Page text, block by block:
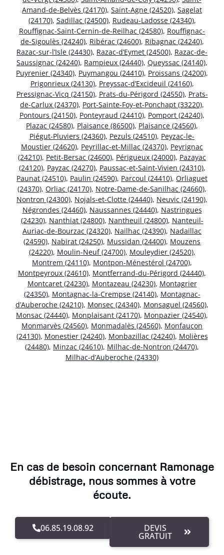
Amand-de-Belvès (24170), Saint-Agne (24520), Sagelat
(24170), Sadillac (24500), Rudeau-Ladosse (24340),
Rouffignac-Saint-Cernin-de-Reilhac (24580), Rouffignac-
de-Sigoulès (24240), Ribérac (24600), Ribagnac (24240),
Razac-sur-l’Isle (24430), Razac-d’Eymet (24500), Razac-de-
Saussignac (24240), Rampieux (24440), Queyssac (24140),
Puyrenier (24340), Puymangou (24410), Proissans (24200),
Prigonrieux (24130), Preyssac-d’Excideuil (24160),
Pressignac-Vicq (24150), Prats-du-Périgord (24550), Prats-
de-Carlux (24370), Port-Sainte-Foy-et-Ponchapt (33220),
Pontours (24150), Ponteyraud (24410), Pomport (24240),
Plazac (24580), Plaisance (86500), Plaisance (24560),
Piégut-Pluviers (24360), Pezuls (24510), Peyzac-le-
Moustier (24620), Peyrillac-et-Millac (24370), Peyrignac
(24210), Petit-Bersac (24600), Périgueux (24000), Pazayac
(24120), Payzac (24270), Paussac-et-Saint-Vivien (24310),
Paunat (24510), Paulin (24590), Parcoul (24410), Orliaguet
(24370), Orliac (24170), Notre-Dame-de-Sanilhac (24660),
Nontron (24300), Nojals-et-Clotte (24440), Neuvic (24190),
Négrondes (24460), Naussannes (24440), Nastringues
(24230), Nanthiat (24800), Nantheuil (24800), Nanteuil-
Auriac-de-Bourzac (24320), Nailhac (24390), Nadaillac
(24590), Nabirat (24250), Mussidan (24400), Mouzens
(24220), Moulin-Neuf (24700), Mouleydier (24520),
Montrem (24110), Montpon-Ménestérol (24700),
Montpeyroux (24610), Montferrand-du-Périgord (24440),
Montcaret (24230), Montazeau (24230), Montagrier
(24350), Montagnac-la-Crempse (24140), Montagnac-
d’Auberoche (24210), Monsec (24340), Monsaguel (24560),
Monsac (24440), Monplaisant (24170), Monpazier (24540),
Monmarvès (24560), Monmadalès (24560), Monfaucon
(24130), Monestier (24240), Monbazillac (24240), Molières
(24480), Minzac (24610), Milhac-de-Nontron (24470),
Milhac-d’Auberoche (24330)
En cas de besoin concernant Ramonage
débistrage, nous sommes à votre
écoute.
06.85.19.08.92 DEVIS
GRATUIT